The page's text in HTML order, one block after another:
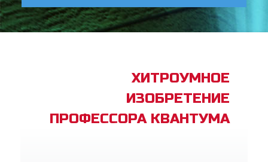
Bible App
ХИТРОУМНОЕ
ИЗОБРЕТЕНИЕ
ПРОФЕССОРА КВАНТУМА